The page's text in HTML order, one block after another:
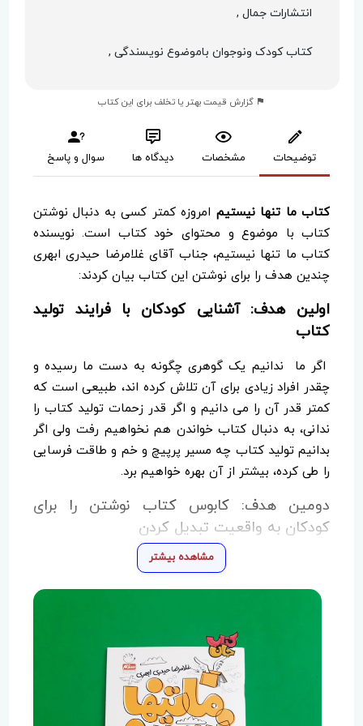
انتشارات جمال ,
کتاب کودک ونوجوان باموضوع نویسندگی ,
گزارش قیمت بهتر یا تخلف برای این کتاب
توضیحات مشخصات دیدگاه ها سوال و پاسخ
کتاب ما تنها نیستیم امروزه کمتر کسی به دنبال نوشتن
کتاب با موضوع و محتوای خود کتاب است. نویسنده
کتاب ما تنها نیستیم، جناب آقای غلامرضا حیدری ابهری
چندین هدف را برای نوشتن این کتاب بیان کردند:
اولین هدف: آشنایی کودکان با فرایند تولید
کتاب
اگر ما ندانیم یک گوهری چگونه به دست ما رسیده و
چقدر افراد زیادی برای آن تلاش کرده اند، طبیعی است که
کمتر قدر آن را می دانیم و اگر قدر زحمات تولید کتاب را
ندانی، به دنبال کتاب خواندن هم نخواهیم رفت ولی اگر
بدانیم تولید کتاب چه مسیر پرپیچ و خم و طاقت فرسایی
را طی کرده، بیشتر از آن بهره خواهیم برد.
دومین هدف: کابوس کتاب نوشتن را برای
کودکان به واقعیت تبدیل کردن
کودکان نباید تصور کنند که نوشتن کتاب یک کار سخت
است به یک کتاب تبدیل شود و برخی از کتاب های
پدر و پسر رد و بدل شده یا یک نفر خاطرات و حتی شکوه
هایی را در گوشی خود نوشته و ذره ذره به یک کتاب
تبدیل شده است.
مشاهده بیشتر